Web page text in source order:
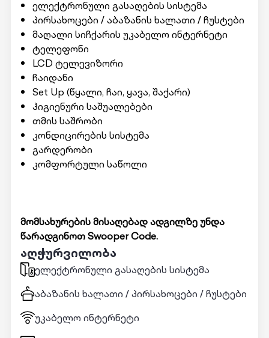
ელექტრონული გასაღების სისტემა
პირსახოცები / აბაზანის ხალათი / ჩუსტები
მაღალი სიჩქარის უკაბელო ინტერნეტი
ტელეფონი
LCD ტელევიზორი
ჩაიდანი
Set Up (წყალი, ჩაი, ყავა, შაქარი)
ჰიგიენური საშუალებები
თმის საშრობი
კონდიცირების სისტემა
გარდერობი
კომფორტული საწოლი
მომსახურების მისაღებად ადგილზე უნდა
წარადგინოთ Swooper Code.
აღჭურვილობა
ელექტრონული გასაღების სისტემა
აბაზანის ხალათი / პირსახოცები / ჩუსტები
უკაბელო ინტერნეტი